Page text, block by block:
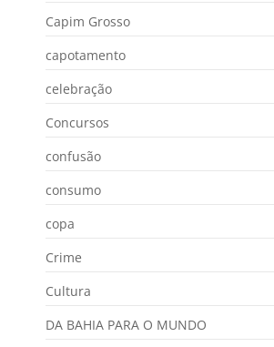
Capim Grosso
capotamento
celebração
Concursos
confusão
consumo
copa
Crime
Cultura
DA BAHIA PARA O MUNDO